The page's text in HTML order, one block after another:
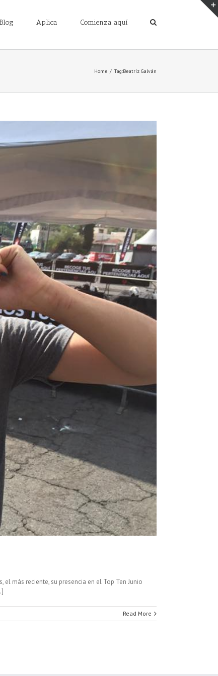
Blog Aplica Comienza aquí
Home / Tag:Beatríz Galván
más reciente, su presencia en el Top Ten Junio
Read More